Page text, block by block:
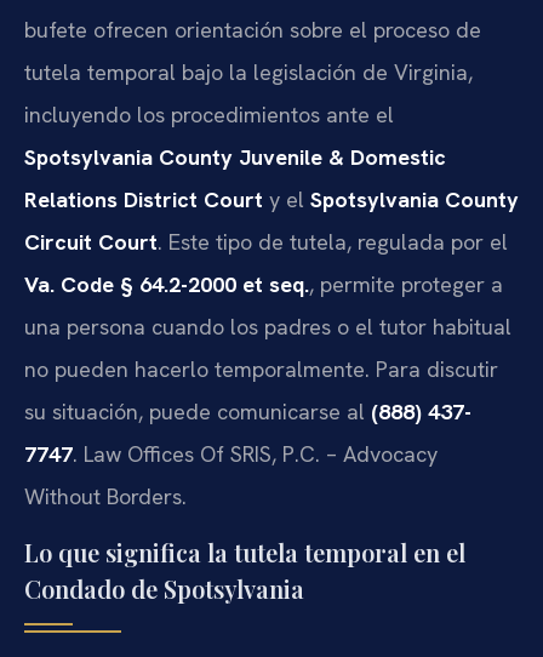
bufete ofrecen orientación sobre el proceso de
tutela temporal bajo la legislación de Virginia,
incluyendo los procedimientos ante el
Spotsylvania County Juvenile & Domestic
Relations District Court y el Spotsylvania County
Circuit Court. Este tipo de tutela, regulada por el
Va. Code § 64.2-2000 et seq., permite proteger a
una persona cuando los padres o el tutor habitual
no pueden hacerlo temporalmente. Para discutir
su situación, puede comunicarse al (888) 437-
7747. Law Offices Of SRIS, P.C. – Advocacy
Without Borders.
Lo que significa la tutela temporal en el
Condado de Spotsylvania